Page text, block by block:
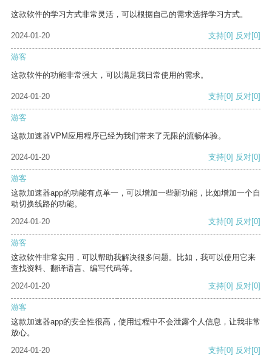
这款软件的学习方式非常灵活，可以根据自己的需求选择学习方式。
2024-01-20 支持[0] 反对[0]
游客
这款软件的功能非常强大，可以满足我日常使用的需求。
2024-01-20 支持[0] 反对[0]
游客
这款加速器VPM应用程序已经为我们带来了无限的流畅体验。
2024-01-20 支持[0] 反对[0]
游客
这款加速器app的功能有点单一，可以增加一些新功能，比如增加一个自
动切换线路的功能。
2024-01-20
支持[0] 反对[0]
游客
这款软件非常实用，可以帮助我解决很多问题。比如，我可以使用它来
查找资料、翻译语言、编写代码等。
2024-01-20
支持[0] 反对[0]
游客
这款加速器app的安全性很高，使用过程中不会泄露个人信息，让我非常
放心。
2024-01-20
支持[0] 反对[0]